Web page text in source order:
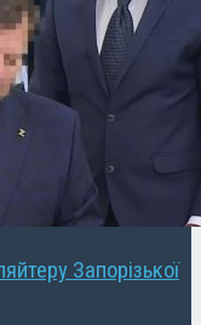
Запорізької